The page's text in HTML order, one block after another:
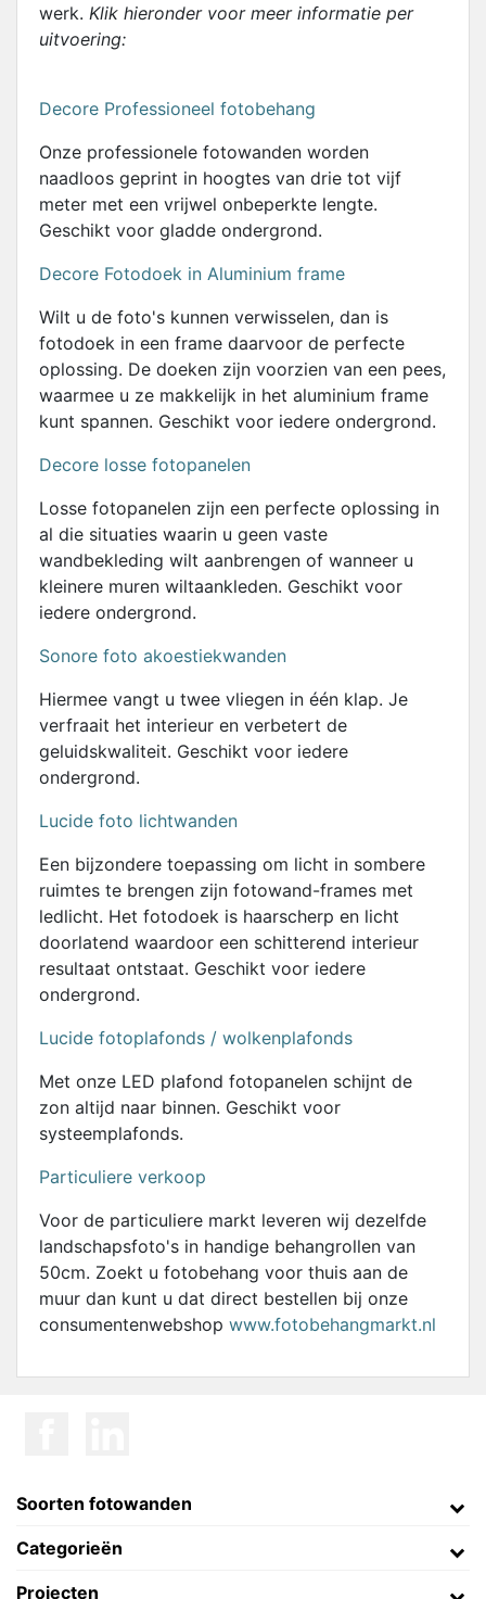
werk. Klik hieronder voor meer informatie per
uitvoering:
Decore Professioneel fotobehang
Onze professionele fotowanden worden
naadloos geprint in hoogtes van drie tot vijf
meter met een vrijwel onbeperkte lengte.
Geschikt voor gladde ondergrond.
Decore Fotodoek in Aluminium frame
Wilt u de foto's kunnen verwisselen, dan is
fotodoek in een frame daarvoor de perfecte
oplossing. De doeken zijn voorzien van een pees,
waarmee u ze makkelijk in het aluminium frame
kunt spannen. Geschikt voor iedere ondergrond.
Decore losse fotopanelen
Losse fotopanelen zijn een perfecte oplossing in
al die situaties waarin u geen vaste
wandbekleding wilt aanbrengen of wanneer u
kleinere muren wiltaankleden. Geschikt voor
iedere ondergrond.
Sonore foto akoestiekwanden
Hiermee vangt u twee vliegen in één klap. Je
verfraait het interieur en verbetert de
geluidskwaliteit. Geschikt voor iedere
ondergrond.
Lucide foto lichtwanden
Een bijzondere toepassing om licht in sombere
ruimtes te brengen zijn fotowand-frames met
ledlicht. Het fotodoek is haarscherp en licht
doorlatend waardoor een schitterend interieur
resultaat ontstaat. Geschikt voor iedere
ondergrond.
Lucide fotoplafonds / wolkenplafonds
Met onze LED plafond fotopanelen schijnt de
zon altijd naar binnen. Geschikt voor
systeemplafonds.
Particuliere verkoop
Voor de particuliere markt leveren wij dezelfde
landschapsfoto's in handige behangrollen van
50cm. Zoekt u fotobehang voor thuis aan de
muur dan kunt u dat direct bestellen bij onze
consumentenwebshop www.fotobehangmarkt.nl
Soorten fotowanden
Categorieën
Projecten